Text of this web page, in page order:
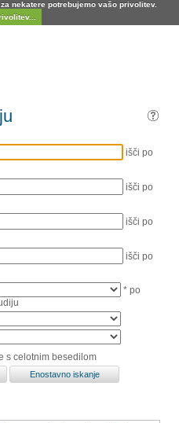
nekatere potrebujemo vašo privolitev.
išči po
išči po
išči po
išči po
* po
s celotnim besedilom